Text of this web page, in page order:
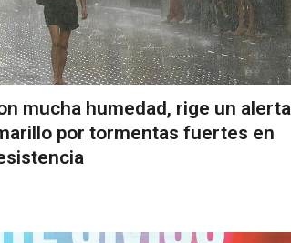
mucha humedad, rige un alerta
por tormentas fuertes en